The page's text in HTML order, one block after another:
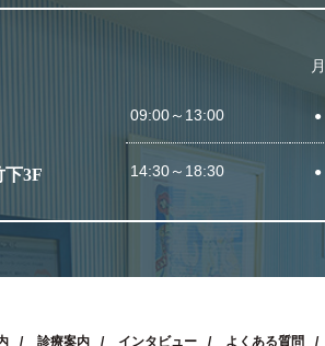
3F
月
09:00～13:00 ●
14:30～18:30 ●
診療案内 インタビュー よくある質問